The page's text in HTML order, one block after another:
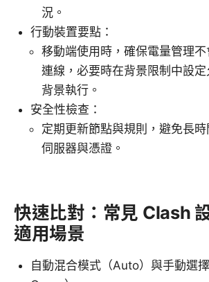
況。
行動裝置要點：
移動端使用時，確保電量管理
連線，必要時在背景限制中設
背景執行。
安全性檢查：
定期更新節點與規則，避免長
伺服器與憑證。
快速比對：常見 Clash
適用場景
自動混合模式（Auto）與手動選